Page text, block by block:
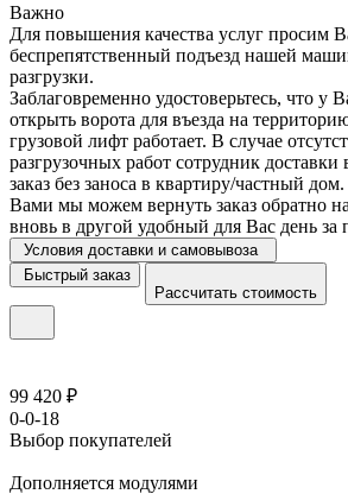
Важно
Для повышения качества услуг просим
беспрепятственный подъезд нашей
разгрузки.
Заблаговременно удостоверьтесь, что у
открыть ворота для въезда на
грузовой лифт работает. В случае
разгрузочных работ сотрудник доставки
заказ без заноса в квартиру/частный
Вами мы можем вернуть заказ обратно
вновь в другой удобный для Вас день за
Условия доставки и самовывоза
Быстрый заказ
Рассчитать стоимость
99 420 ₽
0-0-18
Выбор покупателей
Дополняется модулями